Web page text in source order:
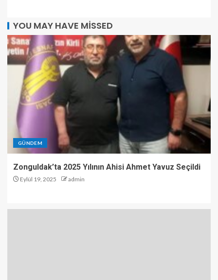
YOU MAY HAVE MISSED
GÜNDEM
Zonguldak’ta 2025 Yılının Ahisi Ahmet Yavuz Seçildi
Eylül 19, 2025 admin